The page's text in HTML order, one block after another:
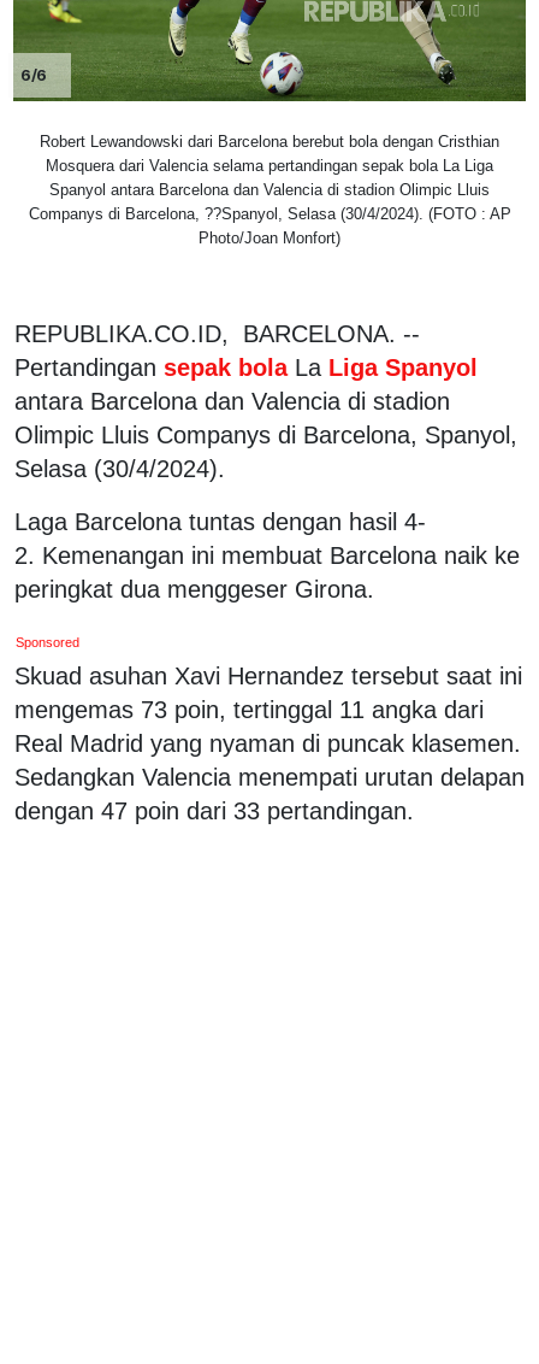
6/6
Robert Lewandowski dari Barcelona berebut bola dengan Cristhian
Mosquera dari Valencia selama pertandingan sepak bola La Liga
Spanyol antara Barcelona dan Valencia di stadion Olimpic Lluis
Companys di Barcelona, ??Spanyol, Selasa (30/4/2024). (FOTO : AP
Photo/Joan Monfort)
REPUBLIKA.CO.ID, BARCELONA. --
Pertandingan sepak bola La Liga Spanyol
antara Barcelona dan Valencia di stadion
Olimpic Lluis Companys di Barcelona, Spanyol,
Selasa (30/4/2024).
Laga Barcelona tuntas dengan hasil 4-
2. Kemenangan ini membuat Barcelona naik ke
peringkat dua menggeser Girona.
Sponsored
Skuad asuhan Xavi Hernandez tersebut saat ini
mengemas 73 poin, tertinggal 11 angka dari
Real Madrid yang nyaman di puncak klasemen.
Sedangkan Valencia menempati urutan delapan
dengan 47 poin dari 33 pertandingan.